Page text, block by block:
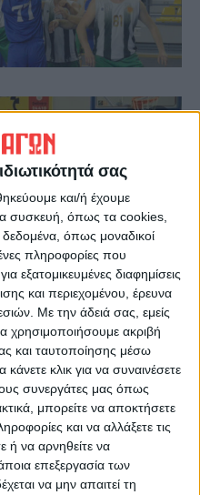
σας
και/ή έχουμε
συσκευή, όπως τα cookies,
όπως μοναδικοί
πληροφορίες που
εξατομικευμένες διαφημίσεις
και περιεχομένου, έρευνα
Με την άδειά σας, εμείς
χρησιμοποιήσουμε ακριβή
και ταυτοποίησης μέσω
κλικ για να συναινέσετε
συνεργάτες μας όπως
μπορείτε να αποκτήσετε
και να αλλάξετε τις
ή να αρνηθείτε να
επεξεργασία των
να μην απαιτεί τη
όλες τις ομάδες,
κριτές,
που έτρεξαν
αυτό το
δυο χρόνια